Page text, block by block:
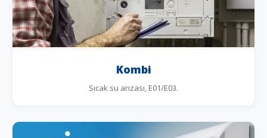
Kombi
Sıcak su arızası, E01/E03.